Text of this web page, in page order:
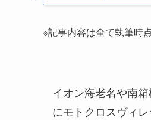
※記事内容は全て執筆時
イオン海老名や南
にモトクロスヴィ